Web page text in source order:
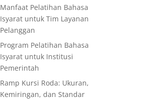
Manfaat Pelatihan Bahasa
Isyarat untuk Tim Layanan
Pelanggan
Program Pelatihan Bahasa
Isyarat untuk Institusi
Pemerintah
Ramp Kursi Roda: Ukuran,
Kemiringan, dan Standar